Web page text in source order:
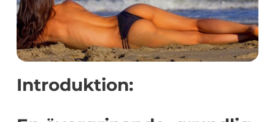
Introduktion: